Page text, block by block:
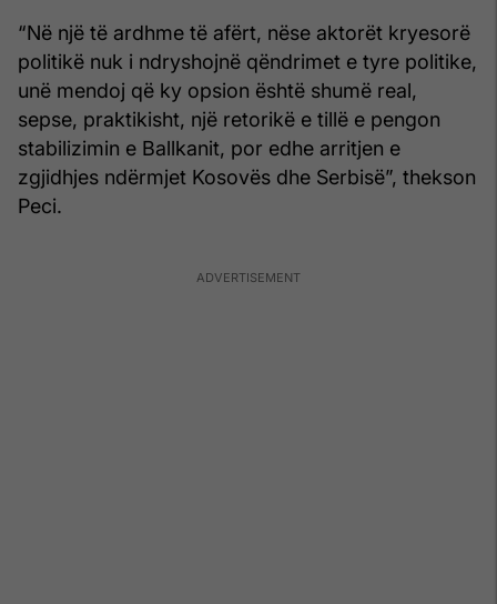
“Në një të ardhme të afërt, nëse aktorët kryesorë
politikë nuk i ndryshojnë qëndrimet e tyre politike,
unë mendoj që ky opsion është shumë real,
sepse, praktikisht, një retorikë e tillë e pengon
stabilizimin e Ballkanit, por edhe arritjen e
zgjidhjes ndërmjet Kosovës dhe Serbisë”, thekson
Peci.